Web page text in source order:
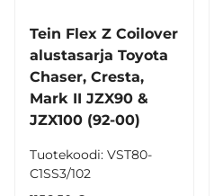
Tein Flex Z Coilover
alustasarja Toyota
Chaser, Cresta,
Mark II JZX90 &
JZX100 (92-00)
Tuotekoodi: VST80-
C1SS3/102